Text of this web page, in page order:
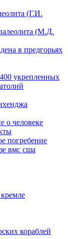
(Г.И.
(М.Д.
в предгорьях
укрепленных
о человеке
погребение
вмс сша
кораблей